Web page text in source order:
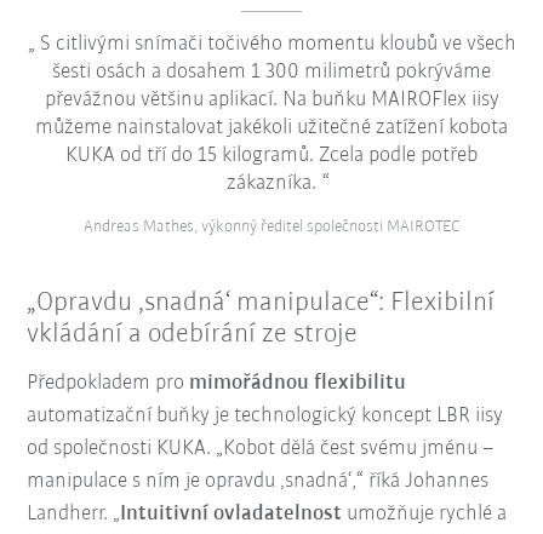
S citlivými snímači točivého momentu kloubů ve všech
šesti osách a dosahem 1 300 milimetrů pokrýváme
převážnou většinu aplikací. Na buňku MAIROFlex iisy
můžeme nainstalovat jakékoli užitečné zatížení kobota
KUKA od tří do 15 kilogramů. Zcela podle potřeb
zákazníka.
Andreas Mathes, výkonný ředitel společnosti MAIROTEC
„Opravdu ‚snadná‘ manipulace“: Flexibilní
vkládání a odebírání ze stroje
Předpokladem pro mimořádnou flexibilitu
automatizační buňky je technologický koncept LBR iisy
od společnosti KUKA. „Kobot dělá čest svému jménu –
manipulace s ním je opravdu ‚snadná‘,“ říká Johannes
Landherr. „Intuitivní ovladatelnost umožňuje rychlé a